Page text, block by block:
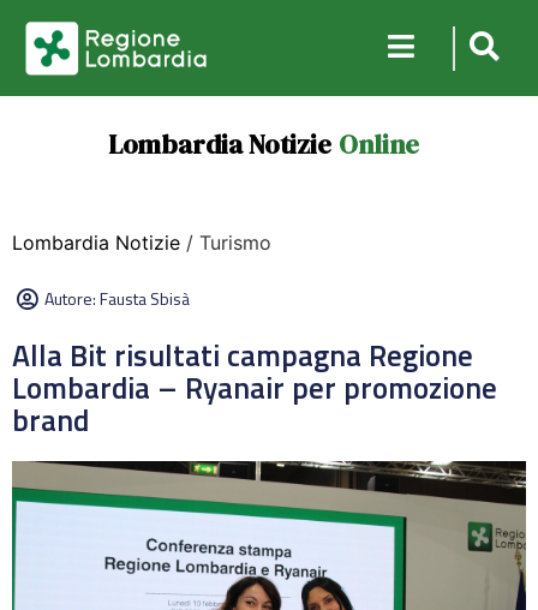
Lombardia Notizie Online
Lombardia Notizie / Turismo
Autore:Fausta Sbisà
Alla Bit risultati campagna Regione
Lombardia – Ryanair per promozione
brand